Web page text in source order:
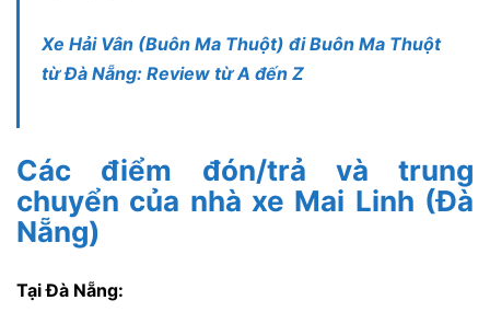
Xe Hải Vân (Buôn Ma Thuột) đi Buôn Ma Thuột
từ Đà Nẵng: Review từ A đến Z
Các điểm đón/trả và trung
chuyển của nhà xe Mai Linh (Đà
Nẵng)
Tại Đà Nẵng: